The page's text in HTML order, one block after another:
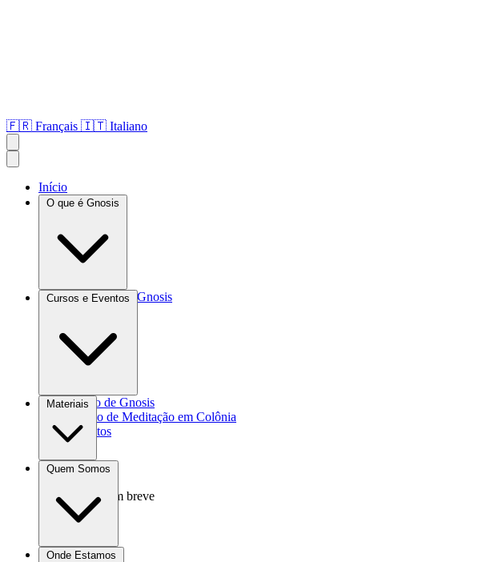
🇫🇷 Français 🇮🇹 Italiano
Início
O que é Gnosis
Introdução à Gnosis
Cursos e Eventos
Curso de Gnosis
Grupo de Meditação em Colônia
Eventos
Materiais
Livros
Áudio
Em breve
Quem Somos
Doações
Onde Estamos